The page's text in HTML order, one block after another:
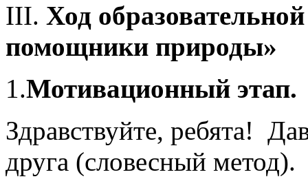
III. Ход
помощники природы»
1.Мотивационный этап.
Здравствуйте, ребята!
друга (словесный метод).